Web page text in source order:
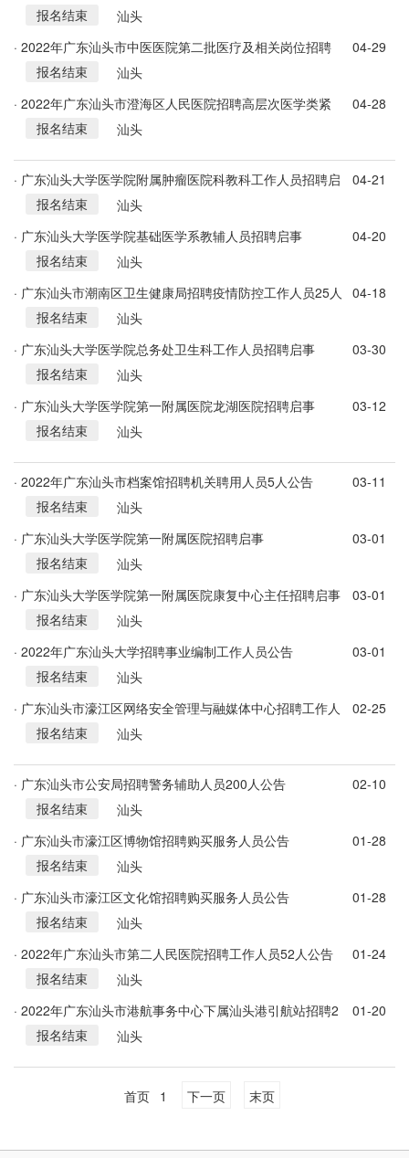
报名结束
汕头
· 2022年广东汕头市中医医院第二批医疗及相关岗位招聘
公告
04-29
报名结束
汕头
· 2022年广东汕头市澄海区人民医院招聘高层次医学类紧
缺人才公告
04-28
报名结束
汕头
· 广东汕头大学医学院附属肿瘤医院科教科工作人员招聘启
04-21
报名结束
汕头
· 广东汕头大学医学院基础医学系教辅人员招聘启事
04-20
报名结束
汕头
· 广东汕头市潮南区卫生健康局招聘疫情防控工作人员25人
公告
04-18
报名结束
汕头
· 广东汕头大学医学院总务处卫生科工作人员招聘启事
03-30
报名结束
汕头
· 广东汕头大学医学院第一附属医院龙湖医院招聘启事
03-12
报名结束
汕头
· 2022年广东汕头市档案馆招聘机关聘用人员5人公告
03-11
报名结束
汕头
· 广东汕头大学医学院第一附属医院招聘启事
03-01
报名结束
汕头
· 广东汕头大学医学院第一附属医院康复中心主任招聘启事
03-01
报名结束
汕头
· 2022年广东汕头大学招聘事业编制工作人员公告
03-01
报名结束
汕头
· 广东汕头市濠江区网络安全管理与融媒体中心招聘工作人
员公告
02-25
报名结束
汕头
· 广东汕头市公安局招聘警务辅助人员200人公告
02-10
报名结束
汕头
· 广东汕头市濠江区博物馆招聘购买服务人员公告
01-28
报名结束
汕头
· 广东汕头市濠江区文化馆招聘购买服务人员公告
01-28
报名结束
汕头
· 2022年广东汕头市第二人民医院招聘工作人员52人公告
01-24
报名结束
汕头
· 2022年广东汕头市港航事务中心下属汕头港引航站招聘2
人公告
01-20
报名结束
汕头
首页 1 下一页 末页